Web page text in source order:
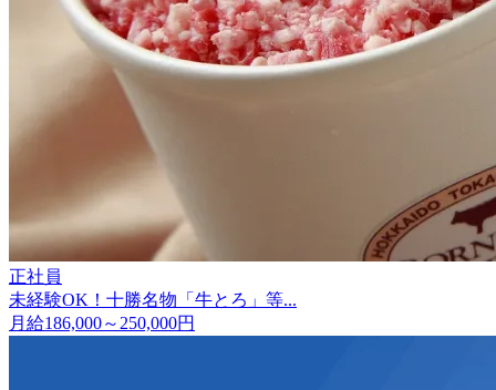
正社員
未経験OK！十勝名物「牛とろ」等...
月給186,000～250,000円